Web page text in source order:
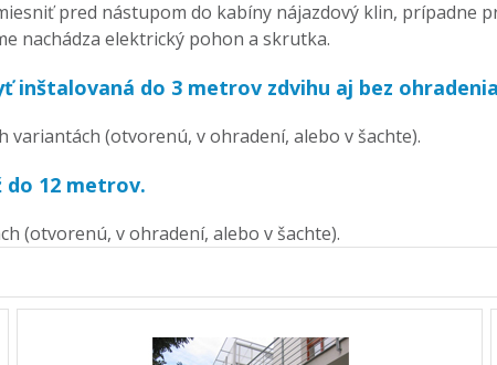
pred nástupom do kabíny nájazdový klin, prípadne
nachádza elektrický pohon a skrutka.
inštalovaná do 3 metrov zdvihu aj bez
(otvorenú, v ohradení, alebo v šachte).
do 12 metrov.
(otvorenú, v ohradení, alebo v šachte).